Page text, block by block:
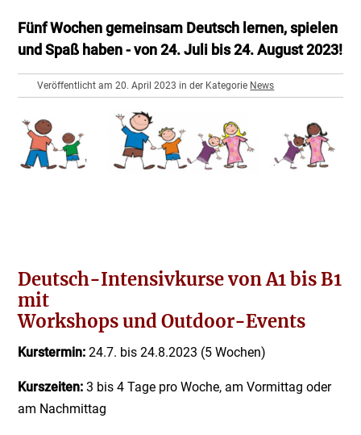
Fünf Wochen gemeinsam Deutsch lernen, spielen
und Spaß haben - von 24. Juli bis 24. August 2023!
Veröffentlicht am 20. April 2023 in der Kategorie News
Deutsch-Intensivkurse von A1 bis B1
mit
Workshops und Outdoor-Events
Kurstermin:24.7. bis 24.8.2023 (5 Wochen)
Kurszeiten: 3 bis 4 Tage pro Woche, am Vormittag oder
am Nachmittag